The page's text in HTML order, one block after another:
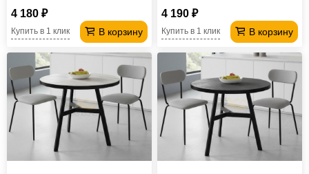
4 180 ₽
В корзину
Купить в 1 клик
4 190 ₽
В корзину
Купить в 1 клик